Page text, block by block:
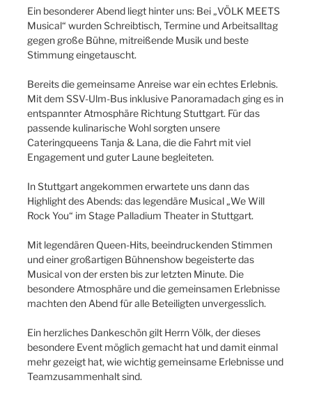
Ein besonderer Abend liegt hinter uns: Bei „VÖLK MEETS
Musical“ wurden Schreibtisch, Termine und Arbeitsalltag
gegen große Bühne, mitreißende Musik und beste
Stimmung eingetauscht.
Bereits die gemeinsame Anreise war ein echtes Erlebnis.
Mit dem SSV-Ulm-Bus inklusive Panoramadach ging es in
entspannter Atmosphäre Richtung Stuttgart. Für das
passende kulinarische Wohl sorgten unsere
Cateringqueens Tanja & Lana, die die Fahrt mit viel
Engagement und guter Laune begleiteten.
In Stuttgart angekommen erwartete uns dann das
Highlight des Abends: das legendäre Musical „We Will
Rock You“ im Stage Palladium Theater in Stuttgart.
Mit legendären Queen-Hits, beeindruckenden Stimmen
und einer großartigen Bühnenshow begeisterte das
Musical von der ersten bis zur letzten Minute. Die
besondere Atmosphäre und die gemeinsamen Erlebnisse
machten den Abend für alle Beteiligten unvergesslich.
Ein herzliches Dankeschön gilt Herrn Völk, der dieses
besondere Event möglich gemacht hat und damit einmal
mehr gezeigt hat, wie wichtig gemeinsame Erlebnisse und
Teamzusammenhalt sind.